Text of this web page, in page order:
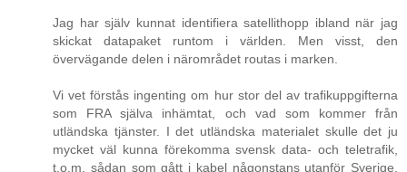
Jag har själv kunnat identifiera satellithopp ibland när jag
skickat datapaket runtom i världen. Men visst, den
övervägande delen i närområdet routas i marken.
Vi vet förstås ingenting om hur stor del av trafikuppgifterna
som FRA själva inhämtat, och vad som kommer från
utländska tjänster. I det utländska materialet skulle det ju
mycket väl kunna förekomma svensk data- och teletrafik,
t.o.m. sådan som gått i kabel någonstans utanför Sverige.